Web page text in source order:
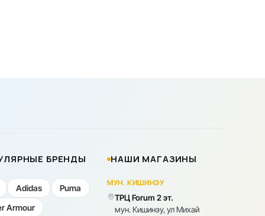
БРЕНДЫ
Adidas
Puma
Armour
НАШИ МАГАЗИНЫ
МУН. КИШИНЭУ
ТРЦ Forum 2 эт.
мун. Кишинэу, ул Михай